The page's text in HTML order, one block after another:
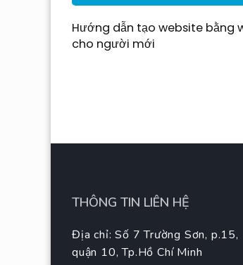
Hướng dẫn tạo website bằng
cho người mới
THÔNG TIN LIÊN HỆ
Địa chỉ: Số 7 Trường Sơn, p.15,
quận 10, Tp.Hồ Chí Minh